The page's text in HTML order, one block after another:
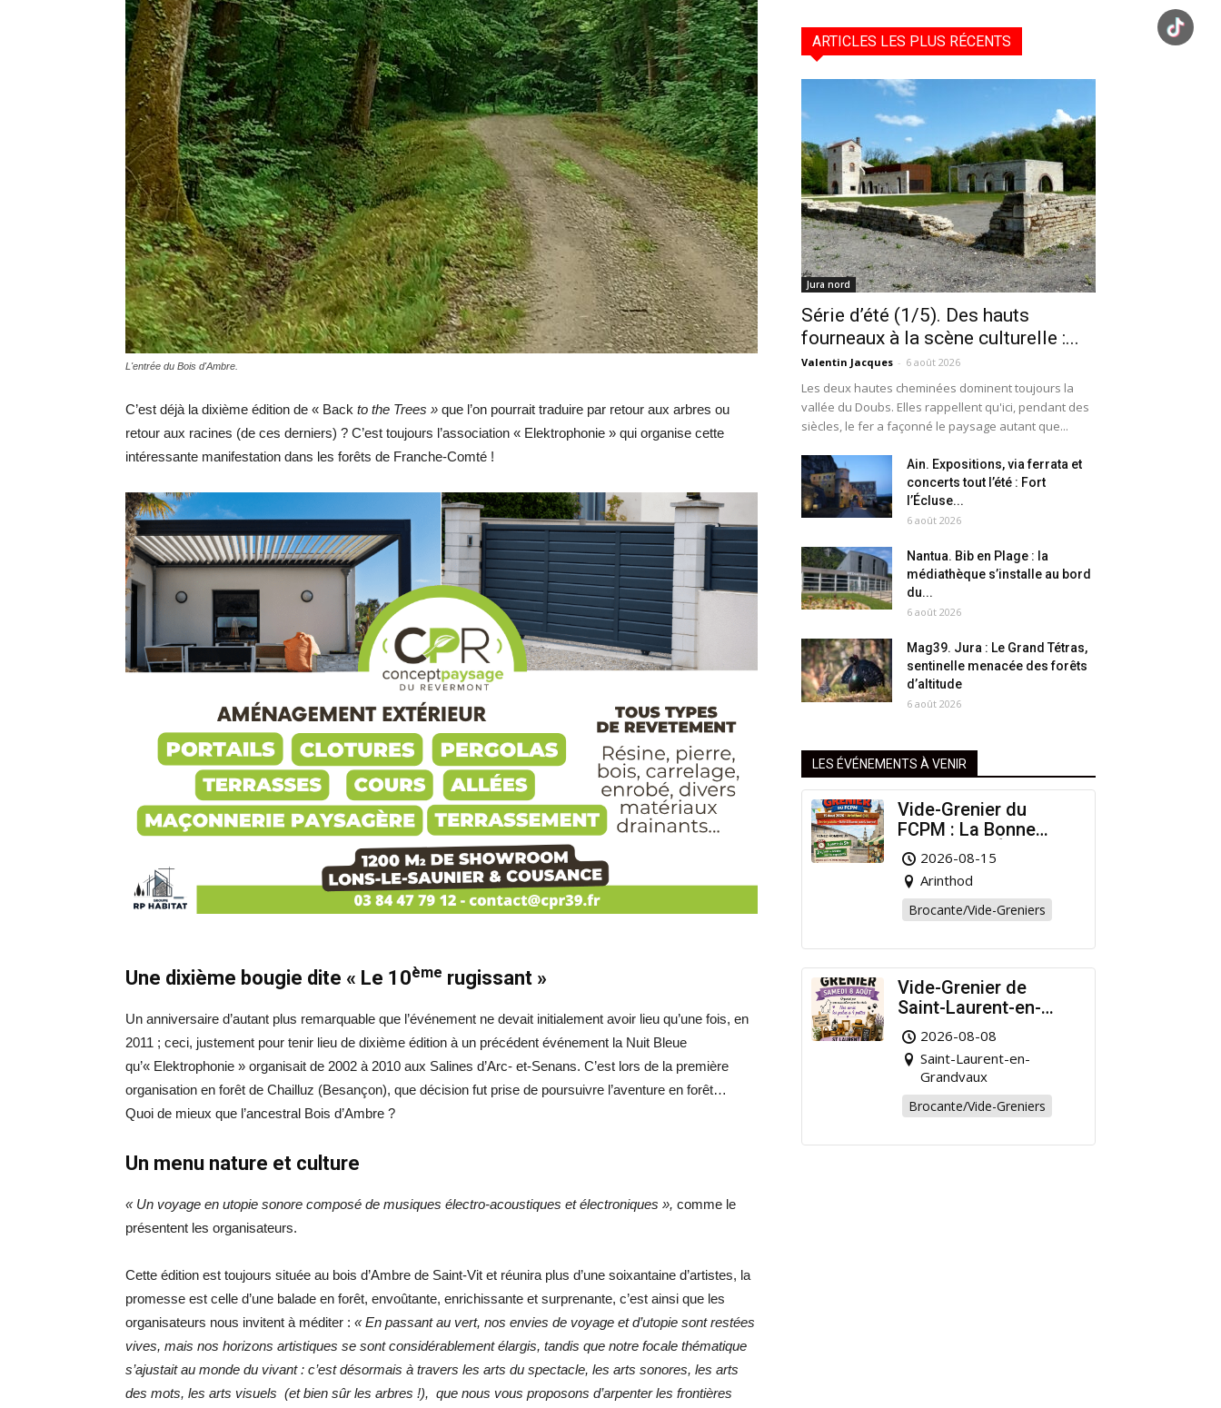
L'entrée du Bois d'Ambre.
C’est déjà la dixième édition de « Back to the Trees » que l’on pourrait traduire par retour aux arbres ou
retour aux racines (de ces derniers) ? C’est toujours l’association « Elektrophonie » qui organise cette
intéressante manifestation dans les forêts de Franche-Comté !
Une dixième bougie dite « Le 10ème rugissant »
Un anniversaire d’autant plus remarquable que l’événement ne devait initialement avoir lieu qu’une fois, en
2011 ; ceci, justement pour tenir lieu de dixième édition à un précédent événement la Nuit Bleue
qu’« Elektrophonie » organisait de 2002 à 2010 aux Salines d’Arc- et-Senans. C’est lors de la première
organisation en forêt de Chailluz (Besançon), que décision fut prise de poursuivre l’aventure en forêt…
Quoi de mieux que l’ancestral Bois d’Ambre ?
Un menu nature et culture
« Un voyage en utopie sonore composé de musiques électro-acoustiques et électroniques », comme le
présentent les organisateurs.
Cette édition est toujours située au bois d’Ambre de Saint-Vit et réunira plus d’une soixantaine d’artistes, la
promesse est celle d’une balade en forêt, envoûtante, enrichissante et surprenante, c’est ainsi que les
organisateurs nous invitent à méditer : «En passant au vert, nos envies de voyage et d’utopie sont restées
vives, mais nos horizons artistiques se sont considérablement élargis, tandis que notre focale thématique
s’ajustait au monde du vivant : c’est désormais à travers les arts du spectacle, les arts sonores, les arts
des mots, les arts visuels (et bien sûr les arbres !), que nous vous proposons d’arpenter les frontières
ARTICLES LES PLUS RÉCENTS
Jura nord
Série d’été (1/5). Des hauts
fourneaux à la scène culturelle :...
Valentin Jacques - 6 août 2026
Les deux hautes cheminées dominent toujours la
vallée du Doubs. Elles rappellent qu'ici, pendant des
siècles, le fer a façonné le paysage autant que...
Ain. Expositions, via ferrata et
concerts tout l’été : Fort
l’Écluse...
6 août 2026
Nantua. Bib en Plage : la
médiathèque s’installe au bord
du...
6 août 2026
Mag39. Jura : Le Grand Tétras,
sentinelle menacée des forêts
d’altitude
6 août 2026
LES ÉVÉNEMENTS À VENIR
Vide-Grenier du
FCPM : La Bonne
Affaire de l’Été à
Arinthod !
2026-08-15
Arinthod
Brocante/Vide-Greniers
Vide-Grenier de
Saint-Laurent-en-
Grandvaux : Venez
chiner pour la bonne
cause !
2026-08-08
Saint-Laurent-en-
Grandvaux
Brocante/Vide-Greniers